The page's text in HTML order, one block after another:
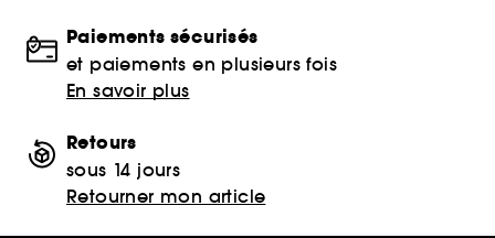
Paiements sécurisés
et paiements en plusieurs fois
En savoir plus
Retours
sous 14 jours
Retourner mon article